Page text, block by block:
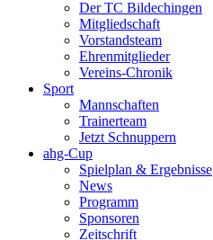
Der TC Bildechingen
Mitgliedschaft
Vorstandsteam
Ehrenmitglieder
Vereins-Chronik
Sport
Mannschaften
Trainerteam
Jetzt Schnuppern
ahg-Cup
Spielplan & Ergebnisse
News
Programm
Sponsoren
Zeitschrift